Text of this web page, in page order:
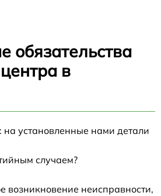
обязательства
в
на установленные нами детали
случаем?
возникновение неисправности,